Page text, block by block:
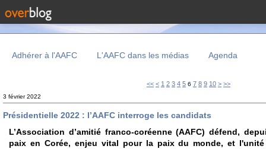
Adhérer à l'AAFC L'AAFC dans les médias Agenda
<< < 1 2 3 4 5 6 7 8 9 10 20
30
> >>
3 février 2022
Présidentielle 2022 : l’AAFC interroge les candidats
L’Association d’amitié franco-coréenne (AAFC) défend,
paix en Corée, enjeu vital pour la paix du monde, et